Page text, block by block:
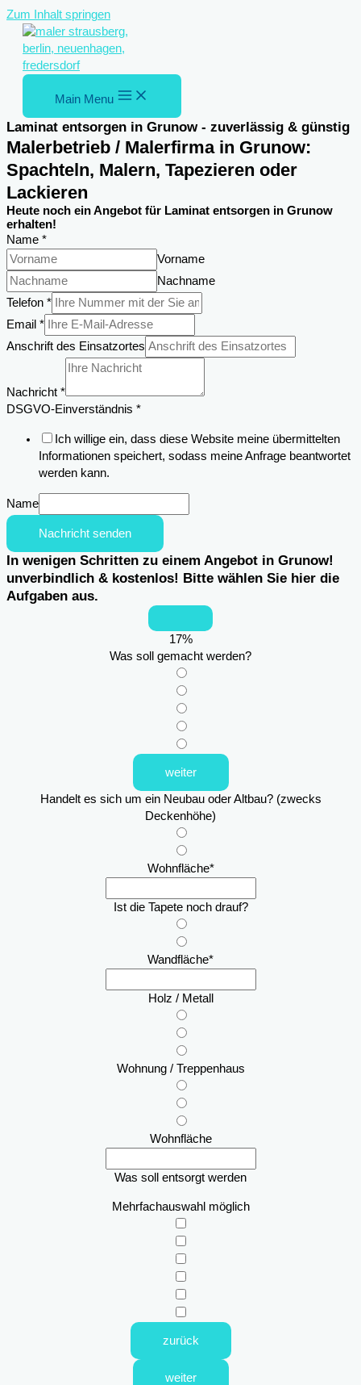
Zum Inhalt springen
Main Menu
Laminat entsorgen in Grunow - zuverlässig & günstig
Malerbetrieb / Malerfirma in Grunow:
Spachteln, Malern, Tapezieren oder
Lackieren
Heute noch ein Angebot für Laminat entsorgen in Grunow
erhalten!
Name *
Vorname
Nachname
Telefon
DSGVO-
Einverständnis
des
Telefon *
Email *
Anschrift des Einsatzortes
Nachricht *
DSGVO-Einverständnis *
Ich willige ein, dass diese Website meine übermittelten
Informationen speichert, sodass meine Anfrage beantwortet
werden kann.
Name
Nachricht senden
In wenigen Schritten zu einem Angebot in Grunow!
unverbindlich & kostenlos! Bitte wählen Sie hier die
Aufgaben aus.
17%
Was soll gemacht werden?
weiter
Handelt es sich um ein Neubau oder Altbau? (zwecks
Deckenhöhe)
Wohnfläche*
Ist die Tapete noch drauf?
Wandfläche*
Holz / Metall
Wohnung / Treppenhaus
Wohnfläche
Was soll entsorgt werden
Mehrfachauswahl möglich
zurück
weiter